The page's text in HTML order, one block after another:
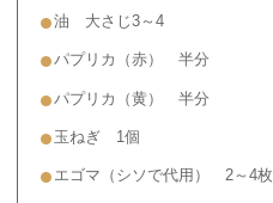
油 大さじ3～4
パプリカ（赤） 半分
パプリカ（黄） 半分
玉ねぎ 1個
エゴマ（シソで代用） 2～4枚